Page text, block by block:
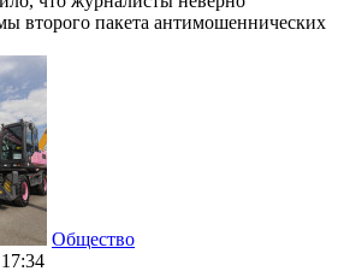
второго пакета антимошеннических
Общество